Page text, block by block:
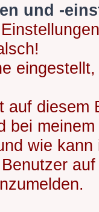
und -
auf diesem
bei
wie